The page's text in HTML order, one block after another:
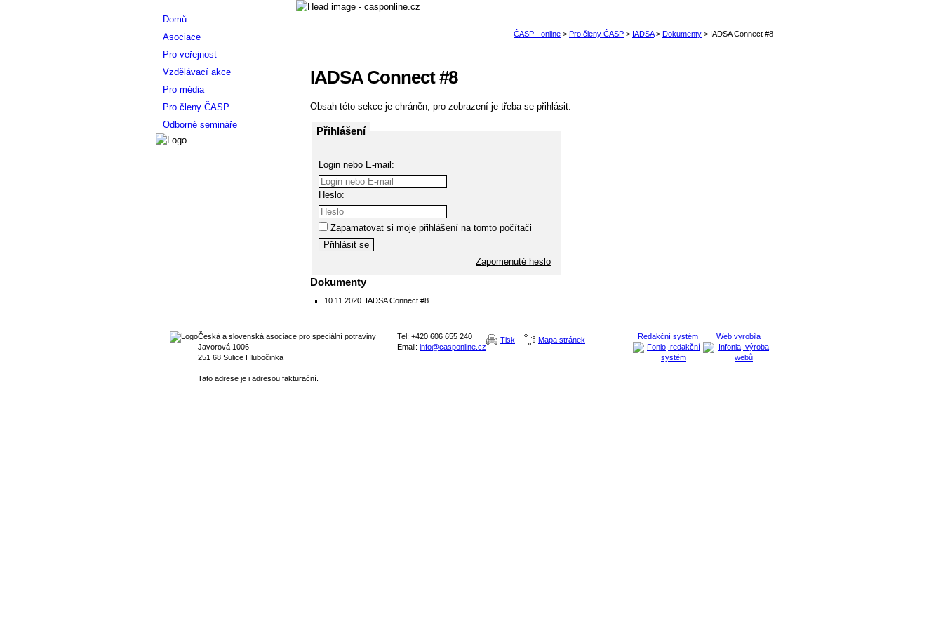
IADSA Connect #8
Obsah této sekce je chráněn, pro zobrazení je třeba se přihlásit.
Přihlášení
Login nebo E-mail:
Heslo:
Zapamatovat si moje přihlášení na tomto počítači
Zapomenuté heslo
Dokumenty
10.11.2020 IADSA Connect #8
Domů
Asociace
Pro veřejnost
Vzdělávací akce
Pro média
Pro členy ČASP
Odborné semináře
Redakční systém Web vyrobila
Česká a slovenská asociace pro speciální potraviny
Javorová 1006
251 68 Sulice Hlubočinka
Tato adrese je i adresou fakturační.
Tel: +420 606 655 240
Email: info@casponline.cz
Tisk Mapa stránek